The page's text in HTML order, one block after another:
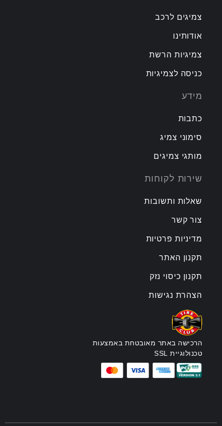
צמיגים לרכב
אודותינו
צמיגיות הרשת
כניסה לצמיגיות
מידע
כתבות
סימוני צמיג
מותגי צמיגים
שירות לקוחות
שאלות ותשובות
צור קשר
מדיניות פרטיות
תקנון האתר
תקנון כיסוי נזק
הצהרת נגישות
הרכישה באתר מאובטחת באמצעות
טכנולוגיית SSL